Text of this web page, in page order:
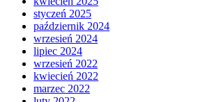
styczeń 2025
październik 2024
wrzesień 2024
lipiec 2024
wrzesień 2022
kwiecień 2022
marzec 2022